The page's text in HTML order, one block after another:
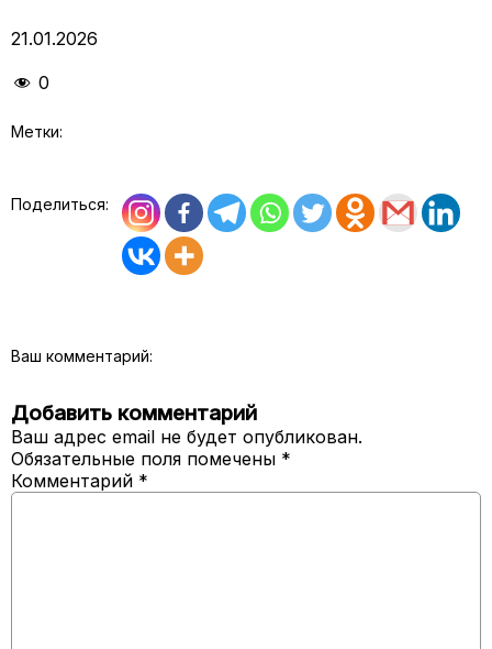
21.01.2026
0
Метки:
Поделиться:
Ваш комментарий:
Добавить комментарий
Ваш адрес email не будет опубликован.
Обязательные поля помечены *
Комментарий *